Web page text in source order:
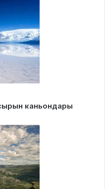
каньондары